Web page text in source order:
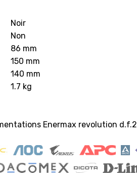
Noir
Non
86 mm
150 mm
140 mm
1.7 kg
Enermax revolution d.f.2